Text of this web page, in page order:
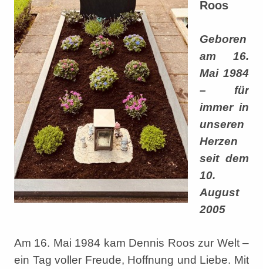
Roos
Geboren
am 16.
Mai 1984
– für
immer in
unseren
Herzen
seit dem
10.
August
2005
Am 16. Mai 1984 kam Dennis Roos zur Welt –
ein Tag voller Freude, Hoffnung und Liebe. Mit